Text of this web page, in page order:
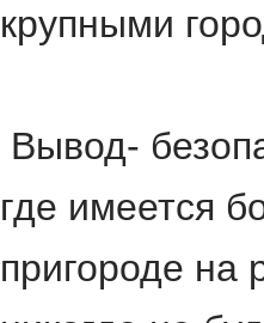
крупными
Вывод-
где имеется
пригороде на